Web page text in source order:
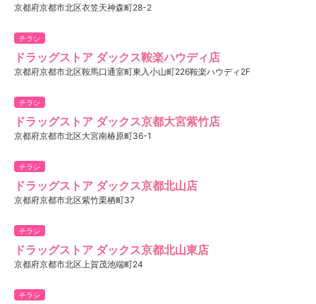
京都府京都市北区衣笠天神森町28-2
チラシ
ドラッグストア ダックス鞍楽ハウディ店
京都府京都市北区鞍馬口通室町東入小山町226鞍楽ハウディ2F
チラシ
ドラッグストア ダックス京都大宮紫竹店
京都府京都市北区大宮南椿原町36-1
チラシ
ドラッグストア ダックス京都北山店
京都府京都市北区紫竹栗栖町37
チラシ
ドラッグストア ダックス京都北山東店
京都府京都市北区上賀茂池端町24
チラシ